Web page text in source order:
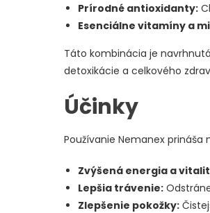
Prírodné antioxidanty:
Esenciálne vitamíny a
Táto kombinácia je
detoxikácie a celkového
Účinky
Používanie Nemanex
Zvýšená energia a
Lepšia trávenie:
Zlepšenie pokožky: